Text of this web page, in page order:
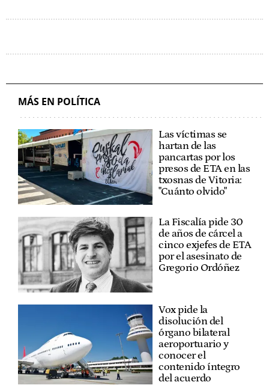
MÁS EN POLÍTICA
Las víctimas se
hartan de las
pancartas por los
presos de ETA en las
txosnas de Vitoria:
"Cuánto olvido"
La Fiscalía pide 30
de años de cárcel a
cinco exjefes de ETA
por el asesinato de
Gregorio Ordóñez
Vox pide la
disolución del
órgano bilateral
aeroportuario y
conocer el
contenido íntegro
del acuerdo